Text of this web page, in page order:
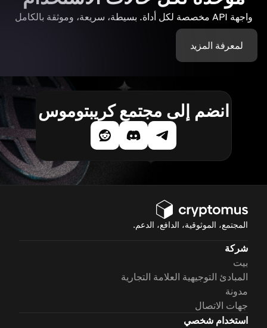
واجهة API مخصصة لكل أداة. بسيطة، سريعة، وموثقة بالكامل
لمعرفة المزيد
انضم إلى مجتمع كريبتوموس
المجتمع، الموثوقية، الدافع، الدعم.
شركة
بيت
المبادئ التوجيهية العلامة التجارية
مدونة
جهات الاتصال
استخدام شخصي